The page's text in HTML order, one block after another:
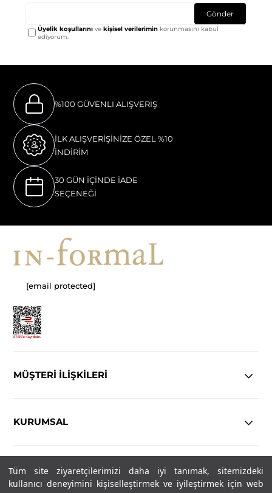
Tüm site ziyaretçilerimizi daha iyi tanımak, sitemizdeki
kullanıcı deneyimini kişiselleştirmek ve iyileştirmek için web
Gönder
Üyelik koşullarını vekişisel verilerimin korunmasını kabul
ediyorum.
%100 GÜVENLI ALIŞVERIŞ
İLK ALIŞVERİŞİNİZE ÖZEL %10
İNDİRİM
30 GÜN İÇİNDE İADE
SEÇENEĞİ
[email protected]
MÜŞTERİ İLİŞKİLERİ
KURUMSAL
YASAL